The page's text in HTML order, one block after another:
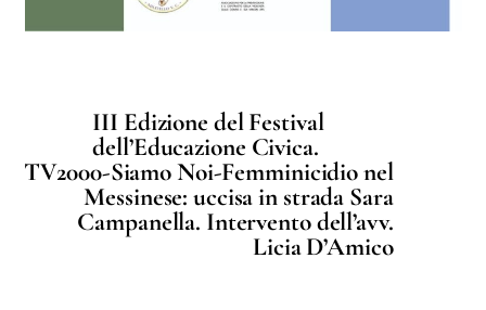
III Edizione del Festival
dell’Educazione Civica.
TV2000-Siamo Noi-Femminicidio nel
Messinese: uccisa in strada Sara
Campanella. Intervento dell’avv.
Licia D’Amico